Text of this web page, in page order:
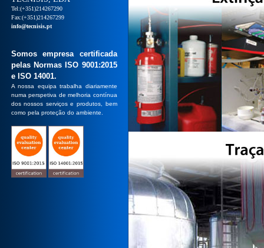
Tel:(+351)214267290
Fax:(+351)214267299
info@tecnisis.pt
Somos empresa certificada
pelas Normas ISO 9001:2015
e ISO 14001.
A nossa equipa trabalha diariamente
numa perspetiva de melhoria contínua
dos nossos serviços e produtos, bem
como pela proteção do ambiente.